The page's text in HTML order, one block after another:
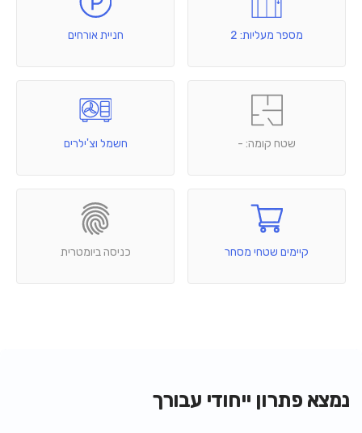
מספר מעליות: 2 חניית אורחים
שטח קומה: - חשמל וצ'ילרים
קיימים שטחי מסחר כניסה ביומטרית
נמצא פתרון ייחודי עבורך